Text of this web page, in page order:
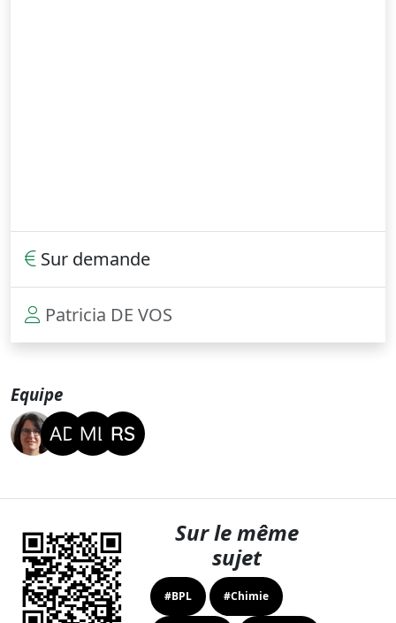
Sur demande
Patricia DE VOS
Equipe
Sur le même
sujet
#BPL #Chimie